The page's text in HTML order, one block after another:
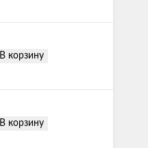
В корзину
В корзину